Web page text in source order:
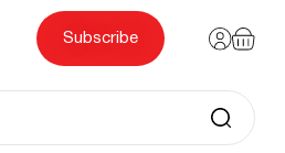
Subscribe